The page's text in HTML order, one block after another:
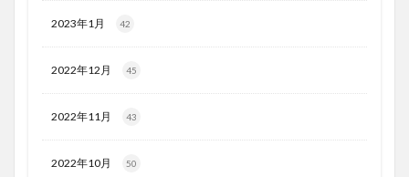
2023年1月 42
2022年12月 45
2022年11月 43
2022年10月 50